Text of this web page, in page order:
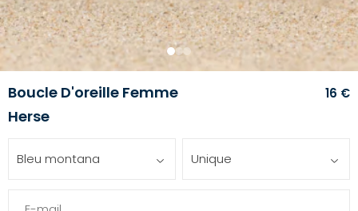
1 23
Boucle D'oreille Femme
Herse
16 €
Bleu montana Unique